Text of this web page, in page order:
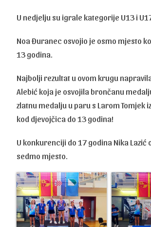
U nedjelju su igrale kategorije U13 i
Noa Đuranec osvojio je osmo mjesto
13 godina.
Najbolji rezultat u ovom krugu
Alebić koja je osvojila brončanu
zlatnu medalju u paru s Larom Tomjek
kod djevojčica do 13 godina!
U konkurenciji do 17 godina Nika Lazić
sedmo mjesto.